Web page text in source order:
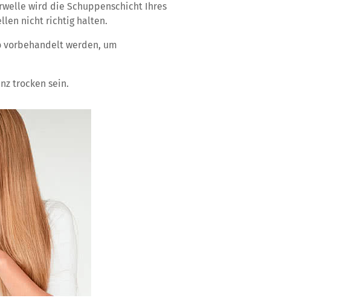
wird die Schuppenschicht Ihres
nicht richtig halten.
vorbehandelt werden, um
trocken sein.